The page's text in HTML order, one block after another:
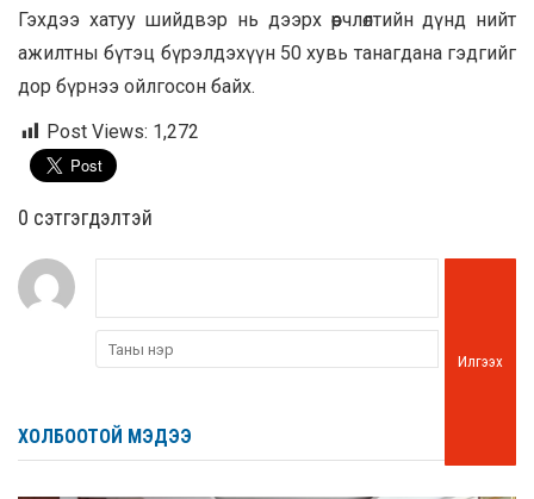
Гэхдээ хатуу шийдвэр нь дээрх өөрчлөлтийн дүнд нийт
ажилтны бүтэц бүрэлдэхүүн 50 хувь танагдана гэдгийг
дор бүрнээ ойлгосон байх.
Post Views: 1,272
0 cэтгэгдэлтэй
Илгээх
ХОЛБООТОЙ МЭДЭЭ